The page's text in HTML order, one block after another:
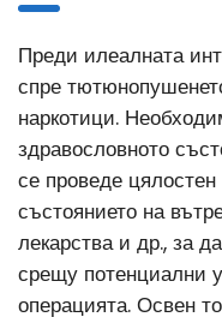
Преди илеалната
спре
наркотици.
здравословното
се проведе
състоянието на
лекарства и др., за
срещу потенциални
операцията. Освен